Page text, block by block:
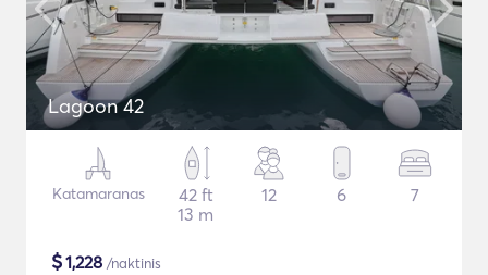
Lagoon 42
Katamaranas
42 ft
13 m
12 6 7
$1,228 /naktinis